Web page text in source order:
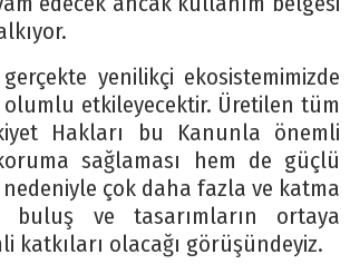
yenilikçi ekosistemimizde
etkileyecektir. Üretilen tüm
Hakları bu Kanunla önemli
sağlaması hem de güçlü
nedeniyle çok daha fazla ve katma
buluş ve tasarımların ortaya
katkıları olacağı görüşündeyiz.